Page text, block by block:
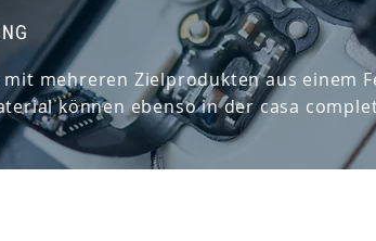
mehreren Zielprodukten aus einem
können ebenso in der casa